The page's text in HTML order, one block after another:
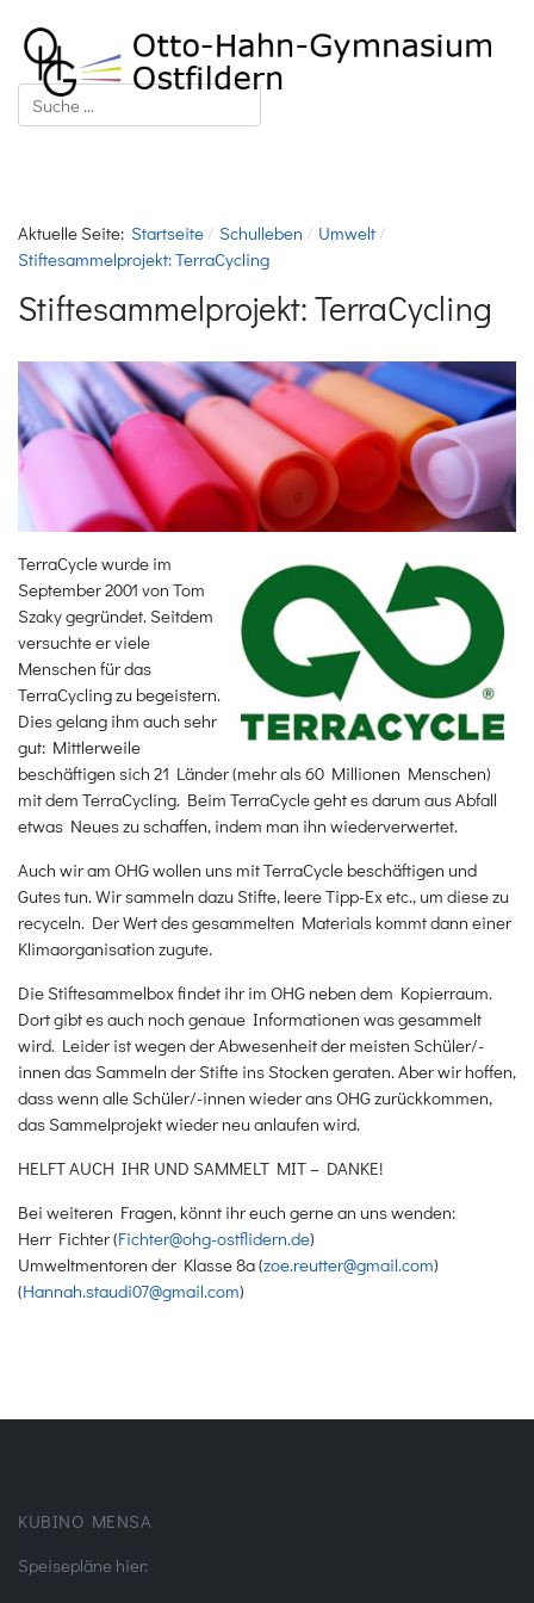
Suchen
Aktuelle Seite: Startseite Schulleben
Umwelt
Stiftesammelprojekt: TerraCycling
Stiftesammelprojekt: TerraCycling
TerraCycle wurde im
September 2001 von Tom
Szaky gegründet. Seitdem
versuchte er viele
Menschen für das
TerraCycling zu begeistern.
Dies gelang ihm auch sehr
gut: Mittlerweile
beschäftigen sich 21 Länder (mehr als 60 Millionen Menschen)
mit dem TerraCycling. Beim TerraCycle geht es darum aus Abfall
etwas Neues zu schaffen, indem man ihn wiederverwertet.
Auch wir am OHG wollen uns mit TerraCycle beschäftigen und
Gutes tun. Wir sammeln dazu Stifte, leere Tipp-Ex etc., um diese zu
recyceln. Der Wert des gesammelten Materials kommt dann einer
Klimaorganisation zugute.
Die Stiftesammelbox findet ihr im OHG neben dem Kopierraum.
Dort gibt es auch noch genaue Informationen was gesammelt
wird. Leider ist wegen der Abwesenheit der meisten Schüler/-
innen das Sammeln der Stifte ins Stocken geraten. Aber wir hoffen,
dass wenn alle Schüler/-innen wieder ans OHG zurückkommen,
das Sammelprojekt wieder neu anlaufen wird.
HELFT AUCH IHR UND SAMMELT MIT – DANKE!
Bei weiteren Fragen, könnt ihr euch gerne an uns wenden:
Herr Fichter (Fichter@ohg-ostflidern.de)
Umweltmentoren der Klasse 8a (zoe.reutter@gmail.com)
(Hannah.staudi07@gmail.com)
KUBINO MENSA
Speisepläne hier: